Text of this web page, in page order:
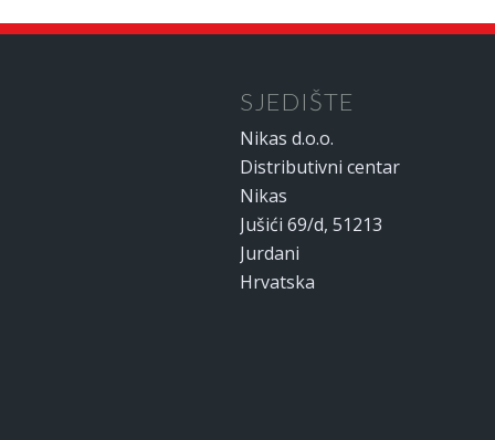
SJEDIŠTE
Nikas d.o.o.
Distributivni centar
Nikas
Jušići 69/d, 51213
Jurdani
Hrvatska